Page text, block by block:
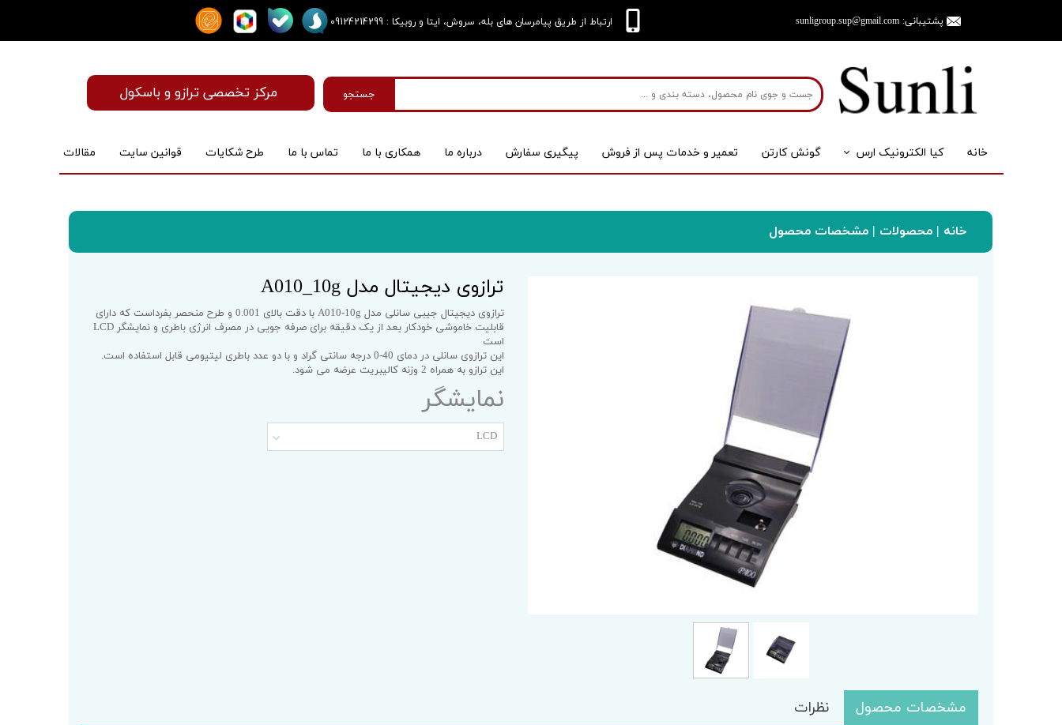
پشتیبانی:sunligroup.sup@gmail.com ارتباط از طریق پیامرسان های بله، سروش، ایتا و روبیکا : 09124214299
جستجو مرکز تخصصی ترازو و باسکول
خانه کیا الکترونیک ارس
ترازوی صنعتی
کابل تغذیه آداپتور
وزنه
گونش کارتن تعمیر و خدمات پس از فروش پیگیری سفارش درباره‌ ما همکاری با ما تماس با ما طرح شکایات قوانین سایت مقالات
ترازوی دیجیتال مدل A010_10g
ترازوی دیجیتال جیبی سانلی مدل A010-10g با دقت بالای 0.001 و طرح منحصر بفرداست که دارای
قابلیت خاموشی خودکار بعد از یک دقیقه برای صرفه جویی در مصرف انرژی باطری و نمایشگر LCD
است
این ترازوی سانلی در دمای 40-0 درجه سانتی گراد و با دو عدد باطری لیتیومی قابل استفاده است.
این ترازو به همراه 2 وزنه کالیبریت عرضه می شود.
نمایشگر
LCD
مشخصات محصول نظرات
خانه | محصولات | مشخصات محصول